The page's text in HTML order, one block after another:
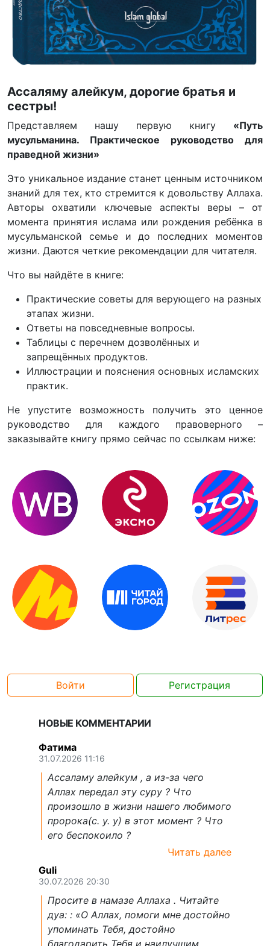
Ассаляму алейкум, дорогие братья и
сестры!
Представляем нашу первую книгу «Путь
мусульманина. Практическое руководство для
праведной жизни»
Это уникальное издание станет ценным источником
знаний для тех, кто стремится к довольству Аллаха.
Авторы охватили ключевые аспекты веры – от
момента принятия ислама или рождения ребёнка в
мусульманской семье и до последних моментов
жизни. Даются четкие рекомендации для читателя.
Что вы найдёте в книге:
Практические советы для верующего на разных
этапах жизни.
Ответы на повседневные вопросы.
Таблицы с перечнем дозволённых и
запрещённых продуктов.
Иллюстрации и пояснения основных исламских
практик.
Не упустите возможность получить это ценное
руководство для каждого правоверного –
заказывайте книгу прямо сейчас по ссылкам ниже:
Войти Регистрация
НОВЫЕ КОММЕНТАРИИ
Фатима
31.07.2026 11:16
Ассаламу алейкум , а из-за чего
Аллах передал эту суру ? Что
произошло в жизни нашего любимого
пророка(с. у. у) в этот момент ? Что
его беспокоило ?
Читать далее
Guli
30.07.2026 20:30
Просите в намазе Аллаха . Читайте
дуа: : «О Аллах, помоги мне достойно
упоминать Тебя, достойно